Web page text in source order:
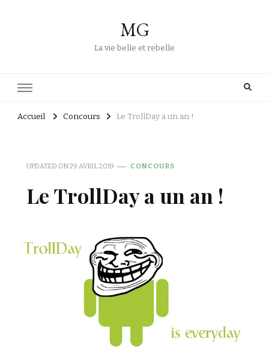
MG
La vie belle et rebelle
Accueil Concours Le TrollDay a un an !
UPDATED ON29 AVRIL 2019 CONCOURS
Le TrollDay a un an !